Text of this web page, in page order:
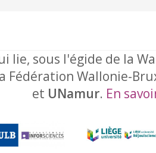
lie, sous l'égide de la
Fédération Wallonie-
et UNamur. En